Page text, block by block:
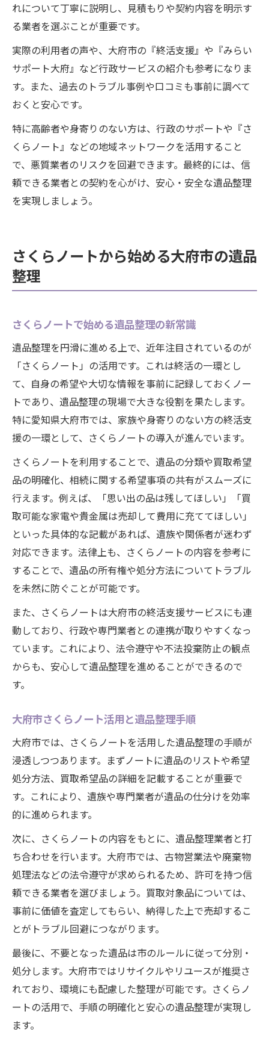
れについて丁寧に説明し、見積もりや契約内容を明示す
る業者を選ぶことが重要です。
実際の利用者の声や、大府市の『終活支援』や『みらい
サポート大府』など行政サービスの紹介も参考になりま
す。また、過去のトラブル事例や口コミも事前に調べて
おくと安心です。
特に高齢者や身寄りのない方は、行政のサポートや『さ
くらノート』などの地域ネットワークを活用すること
で、悪質業者のリスクを回避できます。最終的には、信
頼できる業者との契約を心がけ、安心・安全な遺品整理
を実現しましょう。
さくらノートから始める大府市の遺品
整理
さくらノートで始める遺品整理の新常識
遺品整理を円滑に進める上で、近年注目されているのが
「さくらノート」の活用です。これは終活の一環とし
て、自身の希望や大切な情報を事前に記録しておくノー
トであり、遺品整理の現場で大きな役割を果たします。
特に愛知県大府市では、家族や身寄りのない方の終活支
援の一環として、さくらノートの導入が進んでいます。
さくらノートを利用することで、遺品の分類や買取希望
品の明確化、相続に関する希望事項の共有がスムーズに
行えます。例えば、「思い出の品は残してほしい」「買
取可能な家電や貴金属は売却して費用に充ててほしい」
といった具体的な記載があれば、遺族や関係者が迷わず
対応できます。法律上も、さくらノートの内容を参考に
することで、遺品の所有権や処分方法についてトラブル
を未然に防ぐことが可能です。
また、さくらノートは大府市の終活支援サービスにも連
動しており、行政や専門業者との連携が取りやすくなっ
ています。これにより、法令遵守や不法投棄防止の観点
からも、安心して遺品整理を進めることができるので
す。
大府市さくらノート活用と遺品整理手順
大府市では、さくらノートを活用した遺品整理の手順が
浸透しつつあります。まずノートに遺品のリストや希望
処分方法、買取希望品の詳細を記載することが重要で
す。これにより、遺族や専門業者が遺品の仕分けを効率
的に進められます。
次に、さくらノートの内容をもとに、遺品整理業者と打
ち合わせを行います。大府市では、古物営業法や廃棄物
処理法などの法令遵守が求められるため、許可を持つ信
頼できる業者を選びましょう。買取対象品については、
事前に価値を査定してもらい、納得した上で売却するこ
とがトラブル回避につながります。
最後に、不要となった遺品は市のルールに従って分別・
処分します。大府市ではリサイクルやリユースが推奨さ
れており、環境にも配慮した整理が可能です。さくらノ
ートの活用で、手順の明確化と安心の遺品整理が実現し
ます。